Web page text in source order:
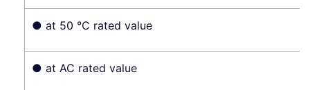
● at 50 °C rated value
● at AC rated value